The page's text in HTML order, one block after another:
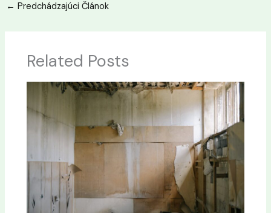
← Predchádzajúci Článok
Related Posts